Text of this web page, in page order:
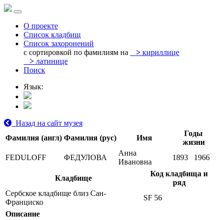
О проекте
Список кладбищ
Список захоронений
с сортировкой по фамилиям на
> кириллице
> латинице
Поиск
Язык:
Назад на сайт музея
Фамилия (англ) Фамилия (рус) Имя
Годы
жизни
FEDULOFF
ФЕДУЛОВА
Анна
Ивановна
1893 1966
Кладбище
Код кладбища и
ряд
Сербское кладбище близ Сан-
Франциско
SF 56
Описание